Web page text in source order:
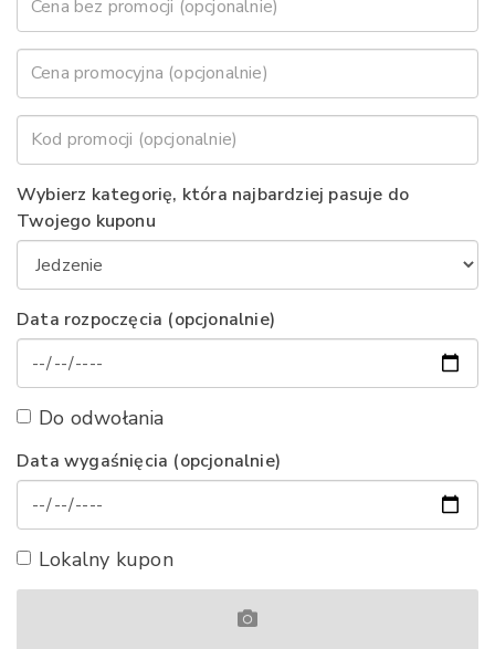
Wybierz kategorię, która najbardziej pasuje do
Twojego kuponu
Data rozpoczęcia (opcjonalnie)
Do odwołania
Data wygaśnięcia (opcjonalnie)
Lokalny kupon